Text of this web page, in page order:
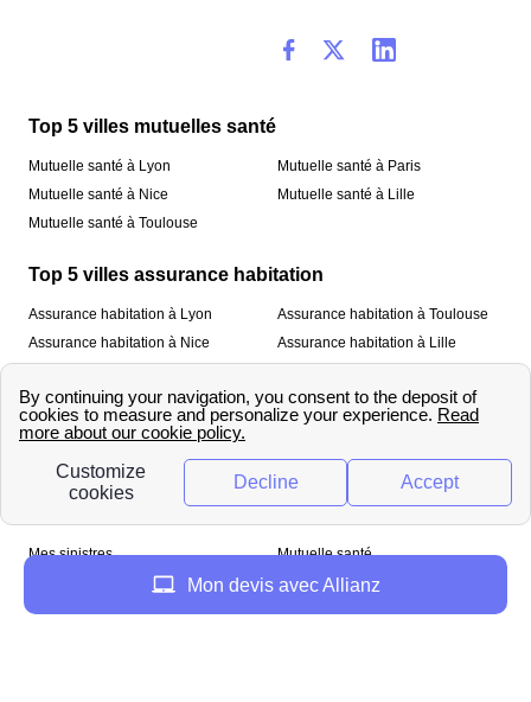
Top 5 villes mutuelles santé
Mutuelle santé à Lyon
Mutuelle santé à Nice
Mutuelle santé à Toulouse
Mutuelle santé à Paris
Mutuelle santé à Lille
Top 5 villes assurance habitation
Assurance habitation à Lyon
Assurance habitation à Nice
Assurance habitation à Toulouse
Assurance habitation à Lille
À propos
Qui sommes-nous ? Mentions légales
Mes sinistres
Assurance habitation
Mutuelle santé
Mon devis avec Allianz